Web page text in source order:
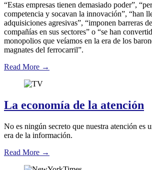
“Estas empresas tienen demasiado poder”,
competencia y socavan la innovación”, “han
adquisiciones agresivas”, “imponen barreras
compañías en sus sectores” o “se han
monopolios que veíamos en la era de los
magnates del ferrocarril”.
Read More →
La economía de la atención
No es ningún secreto que nuestra atención es
era de la información.
Read More →